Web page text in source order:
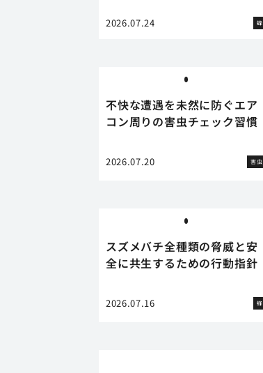
2026.07.24 蜂
不快な遭遇を未然に防ぐエア
コン周りの害虫チェック習慣
2026.07.20 害虫
スズメバチ全種類の脅威と安
全に共生するための行動指針
2026.07.16 蜂